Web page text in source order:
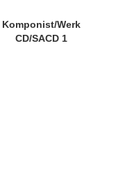
Komponist/Werk
CD/SACD 1